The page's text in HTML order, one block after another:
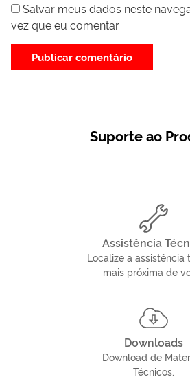
Salvar meus dados neste
vez que eu comentar.
Suporte ao
Assistência
Localize a assistência
mais próxima de
Downloads
Download de
Técnicos.